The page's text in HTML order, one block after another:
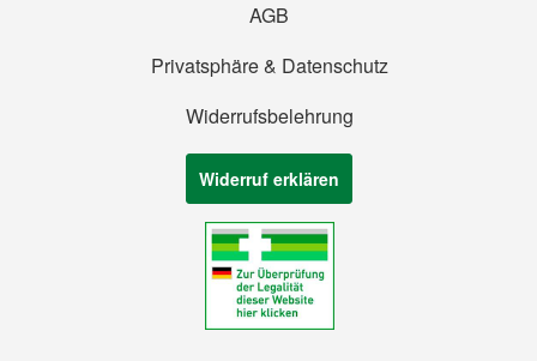
AGB
Privatsphäre & Datenschutz
Widerrufsbelehrung
Widerruf erklären